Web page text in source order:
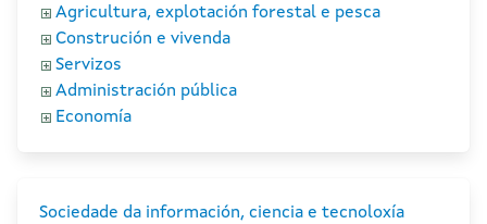
Agricultura, explotación forestal e pesca
Construción e vivenda
Servizos
Administración pública
Economía
Sociedade da información, ciencia e tecnoloxía